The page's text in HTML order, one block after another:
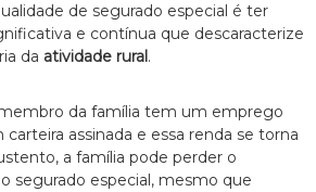
de segurado especial é ter
e contínua que descaracterize
da atividade rural.
da família tem um emprego
assinada e essa renda se torna
a família pode perder o
segurado especial, mesmo que